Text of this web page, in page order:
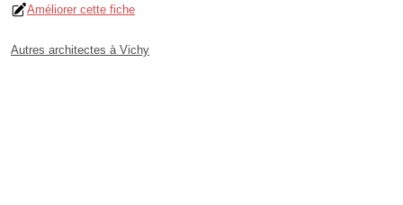
Améliorer cette fiche
Autres architectes à Vichy